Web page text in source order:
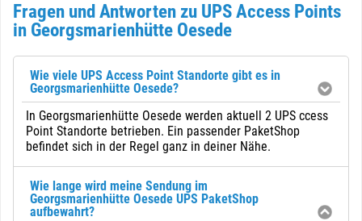
Fragen und Antworten zu UPS Access Points
in Georgsmarienhütte Oesede
Wie viele UPS Access Point Standorte gibt es in
Georgsmarienhütte Oesede?
In Georgsmarienhütte Oesede werden aktuell 2 UPS ccess
Point Standorte betrieben. Ein passender PaketShop
befindet sich in der Regel ganz in deiner Nähe.
Wie lange wird meine Sendung im
Georgsmarienhütte Oesede UPS PaketShop
aufbewahrt?